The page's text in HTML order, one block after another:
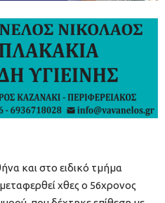
και στο ειδικό τμήμα
χθες ο 56χρονος